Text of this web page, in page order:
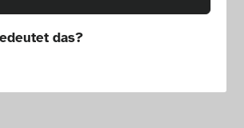
das?
können wir durch